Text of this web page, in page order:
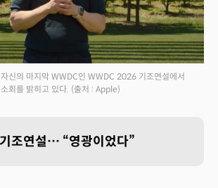
신의 마지막 WWDC인 WWDC 2026 기조연설에서
소회를 밝히고 있다. (출처 : Apple)
조연설… “영광이었다”